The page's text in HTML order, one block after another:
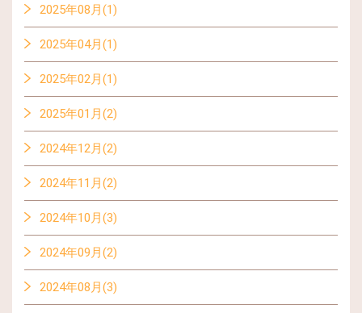
2025年08月(1)
2025年04月(1)
2025年02月(1)
2025年01月(2)
2024年12月(2)
2024年11月(2)
2024年10月(3)
2024年09月(2)
2024年08月(3)